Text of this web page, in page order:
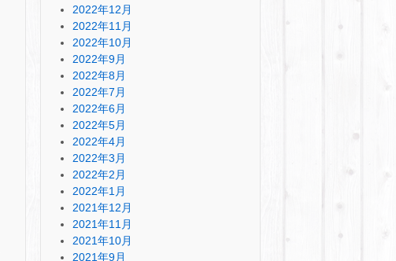
2022年12月
2022年11月
2022年10月
2022年9月
2022年8月
2022年7月
2022年6月
2022年5月
2022年4月
2022年3月
2022年2月
2022年1月
2021年12月
2021年11月
2021年10月
2021年9月